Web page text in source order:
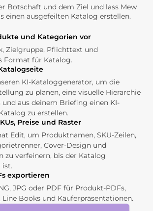
Botschaft und dem Ziel und lass Mew
einen ausgefeilten Katalog erstellen.
und Kategorien vor
Zielgruppe, Pflichttext und
Format für Katalog.
KI-Kataloggenerator, um die
zu planen, eine visuelle Hierarchie
und aus deinem Briefing einen KI-
zu erstellen.
Preise und Raster
Edit, um Produktnamen, SKU-Zeilen,
Cover-Design und
zu verfeinern, bis der Katalog
ist.
exportieren
JPG oder PDF für Produkt-PDFs,
Line Books und Käuferpräsentationen.